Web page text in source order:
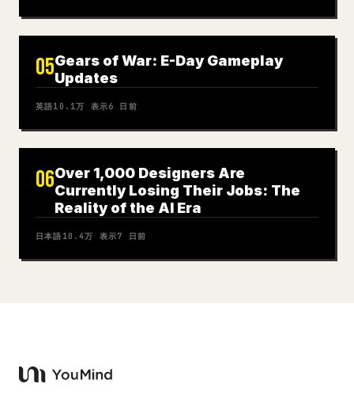
05Gears of War: E-Day Gameplay
Updates
英語10.1万 表示6 日前
06Over 1,000 Designers Are
Currently Losing Their Jobs: The
Reality of the AI Era
日本語 10.4万 表示7 日前